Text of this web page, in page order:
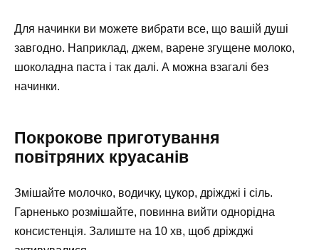
Для начинки ви можете вибрати все, що вашій душі
завгодно. Наприклад, джем, варене згущене молоко,
шоколадна паста і так далі. А можна взагалі без
начинки.
Покрокове приготування
повітряних круасанів
Змішайте молочко, водичку, цукор, дріжджі і сіль.
Гарненько розмішайте, повинна вийти однорідна
консистенція. Залиште на 10 хв, щоб дріжджі